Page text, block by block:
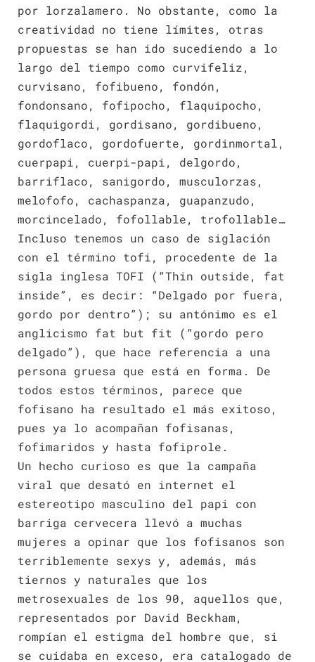
por lorzalamero. No obstante, como la
creatividad no tiene límites, otras
propuestas se han ido sucediendo a lo
largo del tiempo como curvifeliz,
curvisano, fofibueno, fondón,
fondonsano, fofipocho, flaquipocho,
flaquigordi, gordisano, gordibueno,
gordoflaco, gordofuerte, gordinmortal,
cuerpapi, cuerpi-papi, delgordo,
barriflaco, sanigordo, musculorzas,
melofofo, cachaspanza, guapanzudo,
morcincelado, fofollable, trofollable…
Incluso tenemos un caso de siglación
con el término tofi, procedente de la
sigla inglesa TOFI (“Thin outside, fat
inside”, es decir: “Delgado por fuera,
gordo por dentro”); su antónimo es el
anglicismo fat but fit (“gordo pero
delgado”), que hace referencia a una
persona gruesa que está en forma. De
todos estos términos, parece que
fofisano ha resultado el más exitoso,
pues ya lo acompañan fofisanas,
fofimaridos y hasta fofiprole.
Un hecho curioso es que la campaña
viral que desató en internet el
estereotipo masculino del papi con
barriga cervecera llevó a muchas
mujeres a opinar que los fofisanos son
terriblemente sexys y, además, más
tiernos y naturales que los
metrosexuales de los 90, aquellos que,
representados por David Beckham,
rompían el estigma del hombre que, si
se cuidaba en exceso, era catalogado de